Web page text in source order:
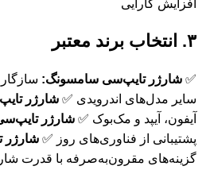
افزایش کارایی
۳. انتخاب برند معتبر
✅ شارژر تایپ‌سی سامسونگ:
سایر مدل‌های اندرویدی ✅ شارژر
آیفون، آیپد و مک‌بوک ✅ شارژر
پشتیبانی از فناوری‌های روز ✅ شارژر
گزینه‌های مقرون‌به‌صرفه با قدرت